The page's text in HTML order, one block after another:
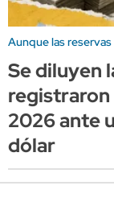
Aunque las
Se diluyen
registraron
2026 ante
dólar